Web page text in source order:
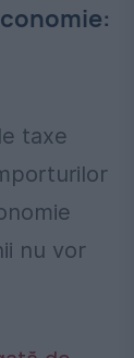
taxe
nu vor